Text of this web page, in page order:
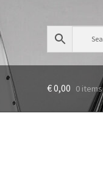
€0,00 0 items